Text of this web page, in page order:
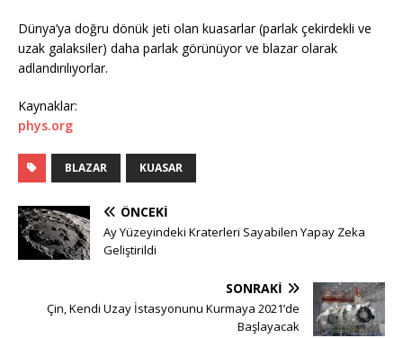
Dünya’ya doğru dönük jeti olan kuasarlar (parlak çekirdekli ve
uzak galaksiler) daha parlak görünüyor ve blazar olarak
adlandırılıyorlar.
Kaynaklar:
phys.org
BLAZAR KUASAR
ÖNCEKI
Ay Yüzeyindeki Kraterleri Sayabilen Yapay Zeka
Geliştirildi
SONRAKI
Çin, Kendi Uzay İstasyonunu Kurmaya 2021’de
Başlayacak